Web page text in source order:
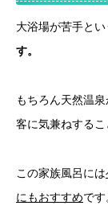
大浴場が苦手と
す。
もちろん天然温
客に気兼ねするこ
この家族風呂には
にもおすすめです